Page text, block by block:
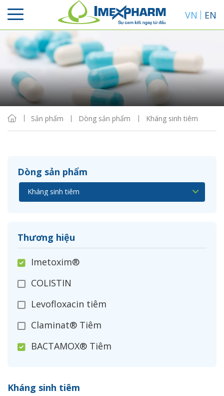
VN EN
Sản phẩm Dòng sản phẩm Kháng sinh tiêm
Dòng sản phẩm
Thương hiệu
Imetoxim®
COLISTIN
Levofloxacin tiêm
Claminat® Tiêm
BACTAMOX® Tiêm
Ceftizoxim®
Kháng sinh tiêm
Sắp xếp
Hiển thị